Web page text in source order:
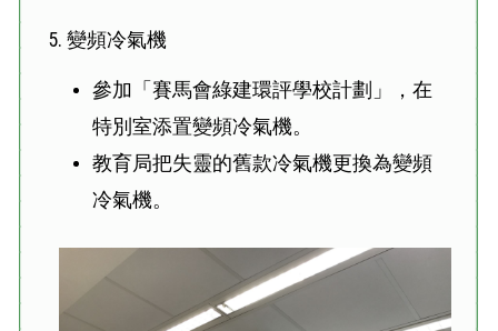
5. 變頻冷氣機
參加「賽馬會綠建環評學校計劃」，在
特別室添置變頻冷氣機。
教育局把失靈的舊款冷氣機更換為變頻
冷氣機。